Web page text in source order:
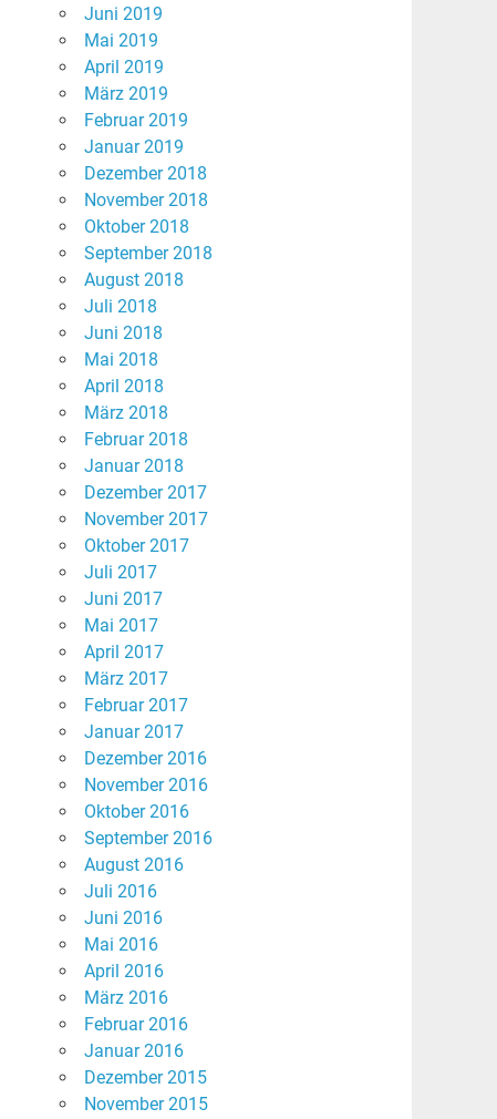
Juni 2019
Mai 2019
April 2019
März 2019
Februar 2019
Januar 2019
Dezember 2018
November 2018
Oktober 2018
September 2018
August 2018
Juli 2018
Juni 2018
Mai 2018
April 2018
März 2018
Februar 2018
Januar 2018
Dezember 2017
November 2017
Oktober 2017
Juli 2017
Juni 2017
Mai 2017
April 2017
März 2017
Februar 2017
Januar 2017
Dezember 2016
November 2016
Oktober 2016
September 2016
August 2016
Juli 2016
Juni 2016
Mai 2016
April 2016
März 2016
Februar 2016
Januar 2016
Dezember 2015
November 2015